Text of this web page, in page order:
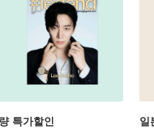
특가할인 일